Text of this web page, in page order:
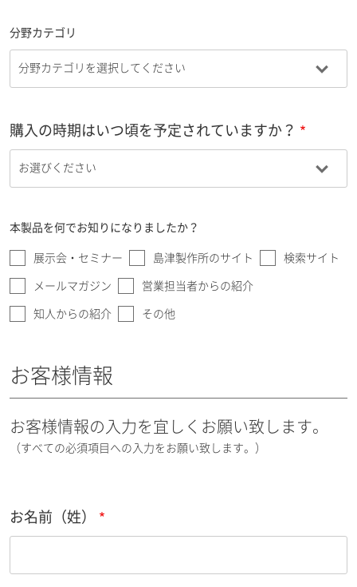
分野カテゴリ
購入の時期はいつ頃を予定されていますか？
本製品を何でお知りになりましたか？
展示会・セミナー 島津製作所のサイト 検索サイト
メールマガジン 営業担当者からの紹介
知人からの紹介 その他
お客様情報
お客様情報の入力を宜しくお願い致します。
（すべての必須項目への入力をお願い致します。）
お名前（姓）